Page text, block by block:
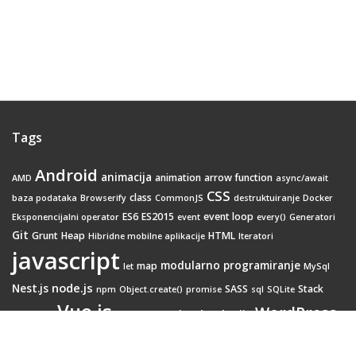
Tags
AMD Android animacija animation arrow function async/await
baza podataka Browserify class CommonJS CSS destruktuiranje Docker
Eksponencijalni operator ES6 ES2015 event event loop every() Generatori
Git Grunt Heap Hibridne mobilne aplikacije HTML Iteratori
javascript let map modularno programiranje MySql
Nest.js node.js npm Object.create() promise SASS sql SQLite Stack
Vue.js Webpack Web tehnologije WordPress